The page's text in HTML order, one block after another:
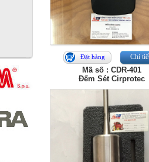
Đặt hàng Chi
Mã số : CDR-401
Đếm Sét Cirprotec